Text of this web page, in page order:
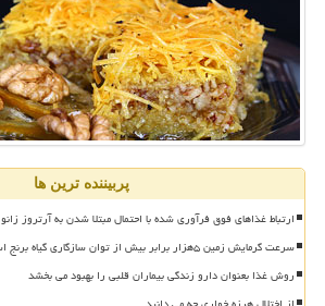
پربیننده ترین ها
ارتباط غذاهای فوق فرآوری شده با احتمال مبتلا شدن به آرتروز زانو
سرعت گرمایش زمین ۵هزار برابر بیش از توان سازگاری گیاه برنج است
روش غذا بعنوان دارو زندگی بیماران قلبی را بهبود می بخشد